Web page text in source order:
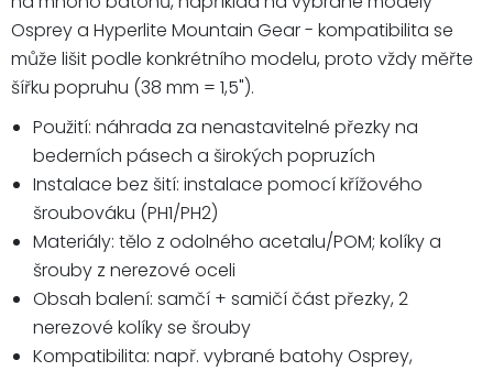
Osprey a Hyperlite Mountain Gear - kompatibilita se
může lišit podle konkrétního modelu, proto vždy měřte
šířku popruhu (38 mm = 1,5").
Použití: náhrada za nenastavitelné přezky na
bederních pásech a širokých popruzích
Instalace bez šití: instalace pomocí křížového
šroubováku (PH1/PH2)
Materiály: tělo z odolného acetalu/POM; kolíky a
šrouby z nerezové oceli
Obsah balení: samčí + samičí část přezky, 2
nerezové kolíky se šrouby
Kompatibilita: např. vybrané batohy Osprey,